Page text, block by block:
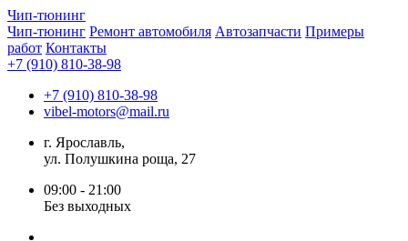
Чип-тюнинг
Чип-тюнинг Ремонт автомобиля Автозапчасти Примеры
работ Контакты
+7 (910) 810-38-98
+7 (910) 810-38-98
vibel-motors@mail.ru
г. Ярославль,
ул. Полушкина роща, 27
09:00 - 21:00
Без выходных